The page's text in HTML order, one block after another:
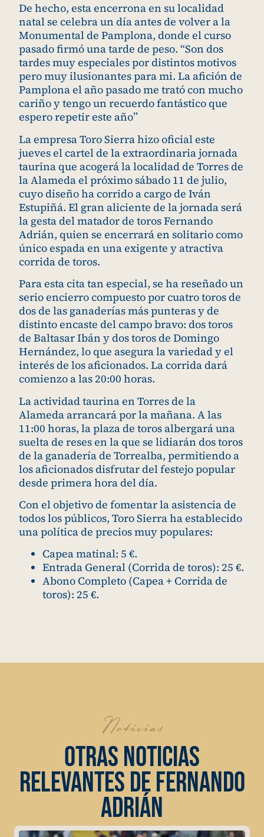
De hecho, esta encerrona en su localidad
natal se celebra un día antes de volver a la
Monumental de Pamplona, donde el curso
pasado firmó una tarde de peso. “Son dos
tardes muy especiales por distintos motivos
pero muy ilusionantes para mi. La afición de
Pamplona el año pasado me trató con mucho
cariño y tengo un recuerdo fantástico que
espero repetir este año”
La empresa Toro Sierra hizo oficial este
jueves el cartel de la extraordinaria jornada
taurina que acogerá la localidad de Torres de
la Alameda el próximo sábado 11 de julio,
cuyo diseño ha corrido a cargo de Iván
Estupiñá. El gran aliciente de la jornada será
la gesta del matador de toros Fernando
Adrián, quien se encerrará en solitario como
único espada en una exigente y atractiva
corrida de toros.
Para esta cita tan especial, se ha reseñado un
serio encierro compuesto por cuatro toros de
dos de las ganaderías más punteras y de
distinto encaste del campo bravo: dos toros
de Baltasar Ibán y dos toros de Domingo
Hernández, lo que asegura la variedad y el
interés de los aficionados. La corrida dará
comienzo a las 20:00 horas.
La actividad taurina en Torres de la
Alameda arrancará por la mañana. A las
11:00 horas, la plaza de toros albergará una
suelta de reses en la que se lidiarán dos toros
de la ganadería de Torrealba, permitiendo a
los aficionados disfrutar del festejo popular
desde primera hora del día.
Con el objetivo de fomentar la asistencia de
todos los públicos, Toro Sierra ha establecido
una política de precios muy populares:
Capea matinal: 5 €.
Entrada General (Corrida de toros): 25 €.
Abono Completo (Capea + Corrida de
toros): 25 €.
Noticias
OTRAS NOTICIAS
RELEVANTES DE FERNANDO
ADRIÁN